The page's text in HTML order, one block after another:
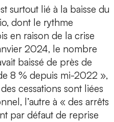
surtout lié à la baisse du
dont le rythme
en raison de la crise
2024, le nombre
baissé de près de
8 % depuis mi-2022 »,
cessations sont liées
l’autre à « des arrêts
par défaut de reprise